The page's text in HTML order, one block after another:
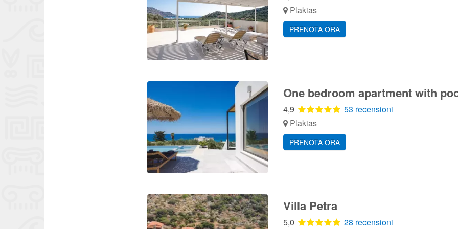
Plakias
PRENOTA ORA
One bedroom apartment with
4,9
53 recensioni
Plakias
PRENOTA ORA
Villa Petra
5,0 28 recensioni